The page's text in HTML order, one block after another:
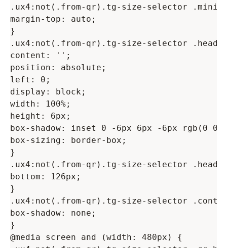
.ux4:not(.from-qr).tg-size-selector
margin-top: auto;
}
.ux4:not(.from-qr).tg-size-selector
content: '';
position: absolute;
left: 0;
display: block;
width: 100%;
height: 6px;
box-shadow: inset 0 -6px 6px -6px rgb(0 0
box-sizing: border-box;
}
.ux4:not(.from-qr).tg-size-selector
bottom: 126px;
}
.ux4:not(.from-qr).tg-size-selector
box-shadow: none;
}
@media screen and (width: 480px) {